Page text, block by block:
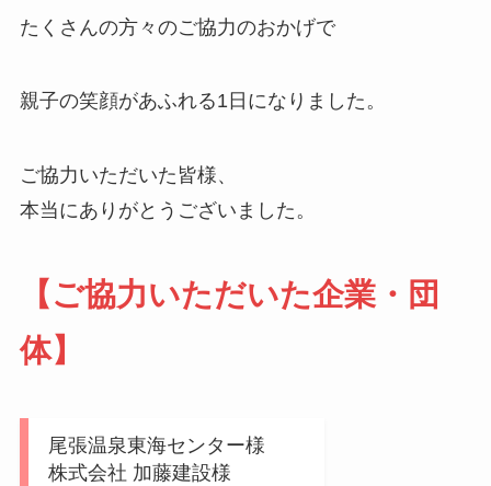
たくさんの方々のご協力のおかげで
親子の笑顔があふれる1日になりました。
ご協力いただいた皆様、
本当にありがとうございました。
【ご協力いただいた企業・団
体】
尾張温泉東海センター様
株式会社 加藤建設様